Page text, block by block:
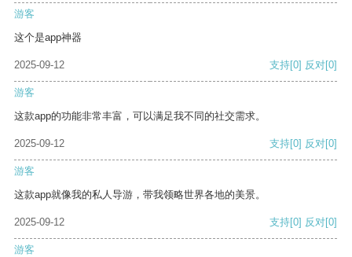
游客
这个是app神器
2025-09-12 支持[0] 反对[0]
游客
这款app的功能非常丰富，可以满足我不同的社交需求。
2025-09-12 支持[0] 反对[0]
游客
这款app就像我的私人导游，带我领略世界各地的美景。
2025-09-12 支持[0] 反对[0]
游客